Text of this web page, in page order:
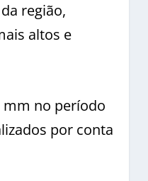
região,
altos e
mm no período
por conta